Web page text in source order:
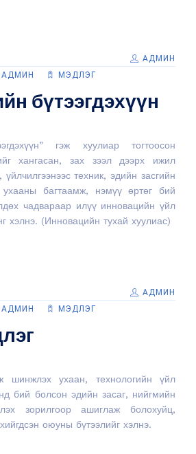
АДМИН
АДМИН МЭДЛЭГ
бүтээгдэхүүн
гэж хуулиар тогтоосон
хангасан, зах зээл дээрх ижил
үйлчилгээнээс техник, эдийн засгийн
ухааны багтаамж, нэмүү өртөг бий
чадвараар илүү инновацийн үйл
хэлнэ. (Инновацийн тухай хуулиас)
АДМИН
АДМИН МЭДЛЭГ
шинжлэх ухаан, технологийн үйл
бий болсон эдийн засаг, нийгмийн
зорилгоор ашиглаж болохуйц,
оюуны бүтээлийг хэлнэ.